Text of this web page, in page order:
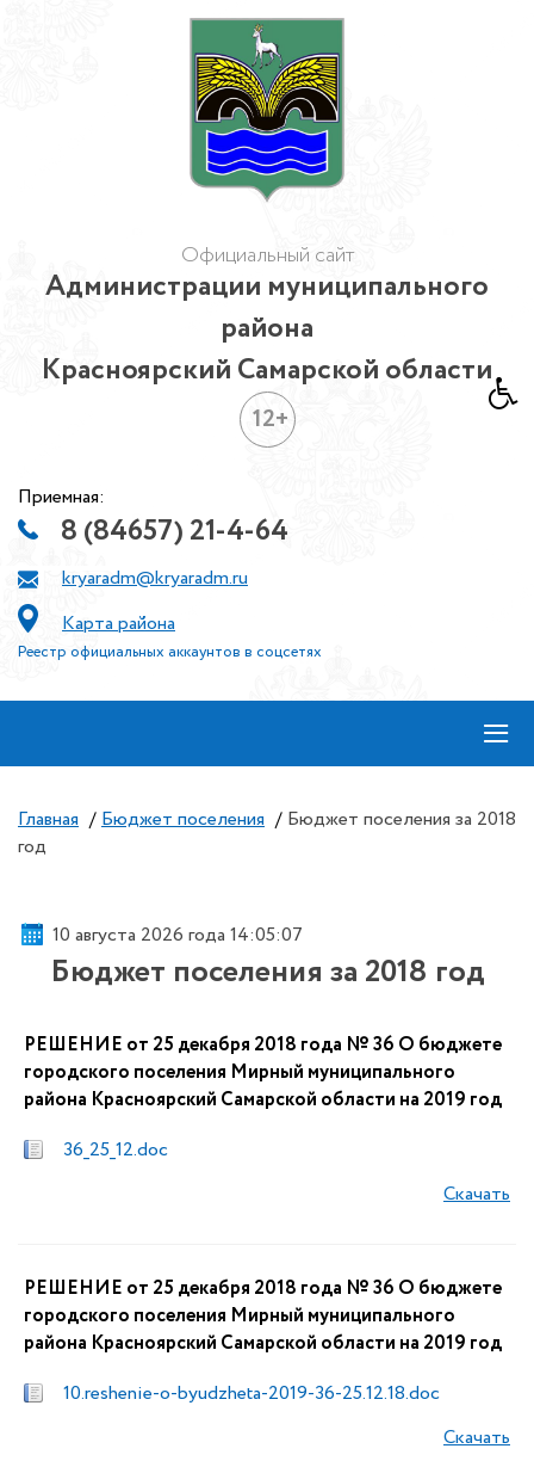
Официальный сайт
Администрации муниципального
района
Красноярский Самарской области
12+
Приемная:
8 (84657) 21-4-64
kryaradm@kryaradm.ru
Карта района
Реестр официальных аккаунтов в соцсетях
≡
Главная / Бюджет поселения / Бюджет поселения за 2018
год
10 августа 2026 года 14:05:07
Бюджет поселения за 2018 год
РЕШЕНИЕ от 25 декабря 2018 года № 36 О бюджете
городского поселения Мирный муниципального
района Красноярский Самарской области на 2019 год
36_25_12.doc
Скачать
РЕШЕНИЕ от 25 декабря 2018 года № 36 О бюджете
городского поселения Мирный муниципального
района Красноярский Самарской области на 2019 год
10.reshenie-o-byudzheta-2019-36-25.12.18.doc
Скачать